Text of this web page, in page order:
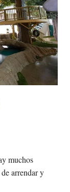
muchos
arrendar y